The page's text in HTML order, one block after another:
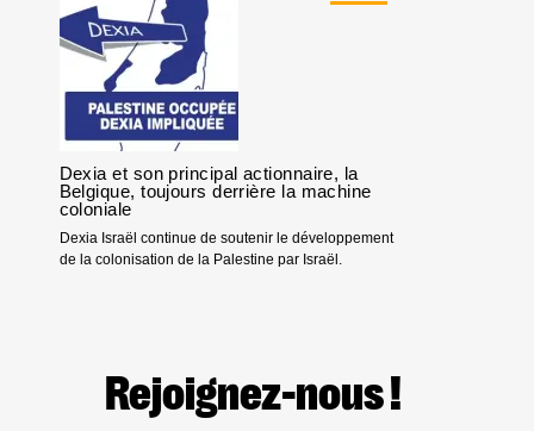
JUSTE
ENTRE
PALESTINIENS
ISRAÉLIENS
!
Dexia et son principal actionnaire, la
Belgique, toujours derrière la machine
coloniale
Dexia Israël continue de soutenir le développement
de la colonisation de la Palestine par Israël.
Rejoignez-nous !